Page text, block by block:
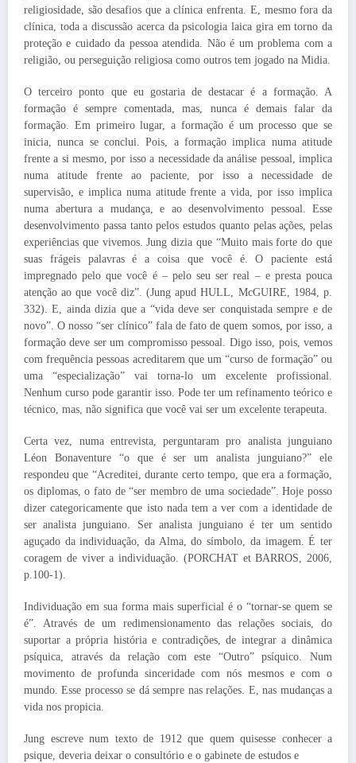
religiosidade, são desafios que a clínica enfrenta. E, mesmo fora da
clínica, toda a discussão acerca da psicologia laica gira em torno da
proteção e cuidado da pessoa atendida. Não é um problema com a
religião, ou perseguição religiosa como outros tem jogado na Midia.
O terceiro ponto que eu gostaria de destacar é a formação. A
formação é sempre comentada, mas, nunca é demais falar da
formação. Em primeiro lugar, a formação é um processo que se
inicia, nunca se conclui. Pois, a formação implica numa atitude
frente a si mesmo, por isso a necessidade da análise pessoal, implica
numa atitude frente ao paciente, por isso a necessidade de
supervisão, e implica numa atitude frente a vida, por isso implica
numa abertura a mudança, e ao desenvolvimento pessoal. Esse
desenvolvimento passa tanto pelos estudos quanto pelas ações, pelas
experiências que vivemos. Jung dizia que “Muito mais forte do que
suas frágeis palavras é a coisa que você é. O paciente está
impregnado pelo que você é – pelo seu ser real – e presta pouca
atenção ao que você diz”. (Jung apud HULL, McGUIRE, 1984, p.
332). E, ainda dizia que a “vida deve ser conquistada sempre e de
novo”. O nosso “ser clínico” fala de fato de quem somos, por isso, a
formação deve ser um compromisso pessoal. Digo isso, pois, vemos
com frequência pessoas acreditarem que um “curso de formação” ou
uma “especialização” vai torna-lo um excelente profissional.
Nenhum curso pode garantir isso. Pode ter um refinamento teórico e
técnico, mas, não significa que você vai ser um excelente terapeuta.
Certa vez, numa entrevista, perguntaram pro analista junguiano
Léon Bonaventure “o que é ser um analista junguiano?” ele
respondeu que “Acreditei, durante certo tempo, que era a formação,
os diplomas, o fato de “ser membro de uma sociedade”. Hoje posso
dizer categoricamente que isto nada tem a ver com a identidade de
ser analista junguiano. Ser analista junguiano é ter um sentido
aguçado da individuação, da Alma, do símbolo, da imagem. É ter
coragem de viver a individuação. (PORCHAT et BARROS, 2006,
p.100-1).
Individuação em sua forma mais superficial é o “tornar-se quem se
é”. Através de um redimensionamento das relações sociais, do
suportar a própria história e contradições, de integrar a dinâmica
psíquica, através da relação com este “Outro” psíquico. Num
movimento de profunda sinceridade com nós mesmos e com o
mundo. Esse processo se dá sempre nas relações. E, nas mudanças a
vida nos propicia.
Jung escreve num texto de 1912 que quem quisesse conhecer a
psique, deveria deixar o consultório e o gabinete de estudos e